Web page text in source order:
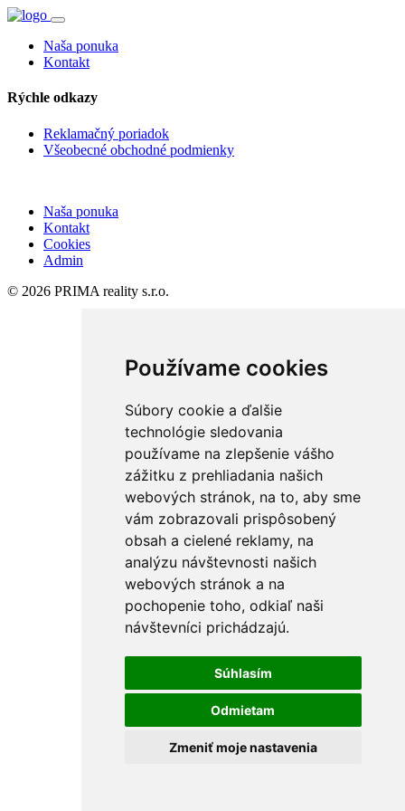
Používame cookies
Súbory cookie a ďalšie
technológie sledovania
používame na zlepšenie vášho
zážitku z prehliadania našich
webových stránok, na to, aby sme
vám zobrazovali prispôsobený
obsah a cielené reklamy, na
analýzu návštevnosti našich
webových stránok a na
pochopenie toho, odkiaľ naši
návštevníci prichádzajú.
Súhlasím
Odmietam
Zmeniť moje nastavenia
Naša ponuka
Kontakt
Rýchle odkazy
Reklamačný poriadok
Všeobecné obchodné podmienky
Naša ponuka
Kontakt
Cookies
Admin
© 2026 PRIMA reality s.r.o.